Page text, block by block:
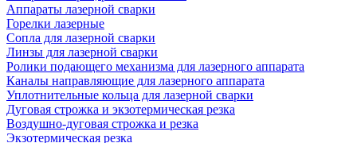
Аппараты лазерной сварки
Горелки лазерные
Сопла для лазерной сварки
Линзы для лазерной сварки
Ролики подающего механизма для лазерного аппарата
Каналы направляющие для лазерного аппарата
Уплотнительные кольца для лазерной сварки
Дуговая строжка и экзотермическая резка
Воздушно-дуговая строжка и резка
Экзотермическая резка